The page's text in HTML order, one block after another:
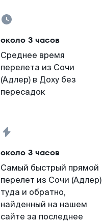
около 3 часов
Среднее время
перелета из Сочи
(Адлер) в Доху без
пересадок
около 3 часов
Самый быстрый прямой
перелет из Сочи (Адлер)
туда и обратно,
найденный на нашем
сайте за последнее